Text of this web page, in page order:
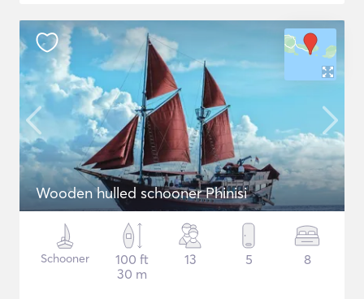
Wooden hulled schooner Phinisi
Schooner
100 ft
30 m
13 5 8